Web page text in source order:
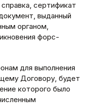
сертификат
выданный
органом,
форс-
для выполнения
Договору, будет
которого было